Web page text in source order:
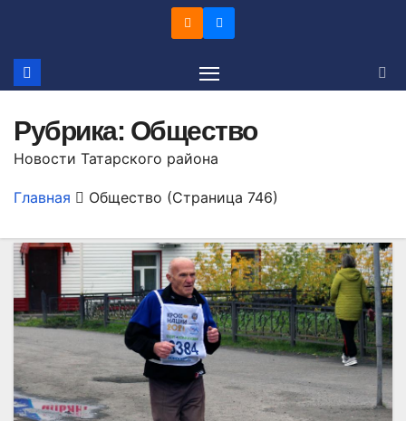
содержимому
Рубрика: Общество
Новости Татарского района
Главная Общество (Страница 746)